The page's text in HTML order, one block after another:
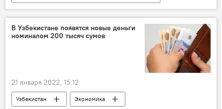
Таджикистан
Здравоохранение
коронавирус
вакцина от коронавируса
В Узбекистане появятся новые деньги
номиналом 200 тысяч сумов
21 января 2022, 15:12
Узбекистан
Экономика